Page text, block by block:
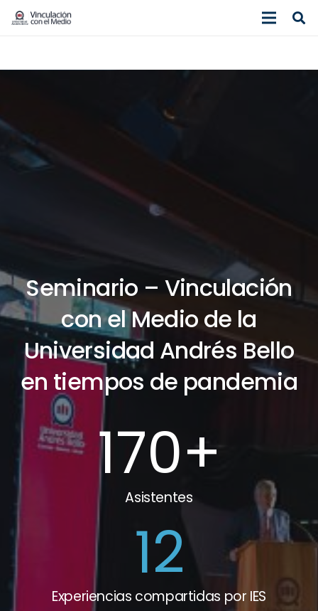
Seminario – Vinculación
con el Medio de la
Universidad Andrés Bello
en tiempos de pandemia
170+
Asistentes
12
Experiencias compartidas por IES